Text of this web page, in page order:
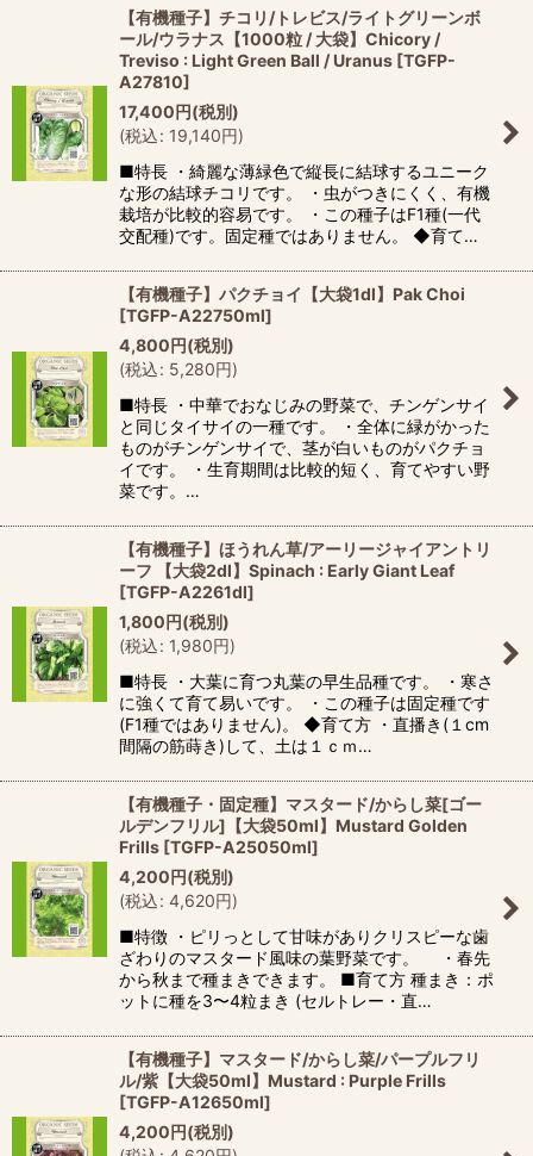
【有機種子】チコリ/トレビス/ライトグリーンボ
ール/ウラナス【1000粒 / 大袋】Chicory /
Treviso : Light Green Ball / Uranus [TGFP-
A27810]
17,400円(税別)
(税込: 19,140円)
■特長 ・綺麗な薄緑色で縦長に結球するユニーク
な形の結球チコリです。 ・虫がつきにくく、有機
栽培が比較的容易です。 ・この種子はF1種(一代
交配種)です。固定種ではありません。 ◆育て…
【有機種子】パクチョイ【大袋1dl】Pak Choi
[TGFP-A22750ml]
4,800円(税別)
(税込: 5,280円)
■特長 ・中華でおなじみの野菜で、チンゲンサイ
と同じタイサイの一種です。 ・全体に緑がかった
ものがチンゲンサイで、茎が白いものがパクチョ
イです。 ・生育期間は比較的短く、育てやすい野
菜です。…
【有機種子】ほうれん草/アーリージャイアントリ
ーフ 【大袋2dl】Spinach : Early Giant Leaf
[TGFP-A2261dl]
1,800円(税別)
(税込: 1,980円)
■特長 ・大葉に育つ丸葉の早生品種です。 ・寒さ
に強くて育て易いです。 ・この種子は固定種です
(F1種ではありません)。 ◆育て方 ・直播き(１cm
間隔の筋蒔き)して、土は１ｃｍ…
【有機種子・固定種】マスタード/からし菜[ゴー
ルデンフリル]【大袋50ml】Mustard Golden
Frills [TGFP-A25050ml]
4,200円(税別)
(税込: 4,620円)
■特徴 ・ピリっとして甘味がありクリスピーな歯
ざわりのマスタード風味の葉野菜です。 ・春先
から秋まで種まきできます。 ■育て方 種まき：ポ
ットに種を3〜4粒まき (セルトレー・直…
【有機種子】マスタード/からし菜/パープルフリ
ル/紫【大袋50ml】Mustard : Purple Frills
[TGFP-A12650ml]
4,200円(税別)